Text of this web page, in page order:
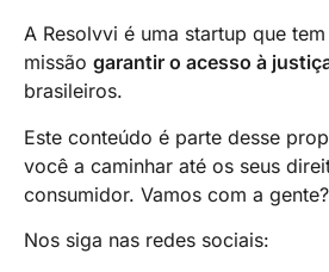
A Resolvvi é uma startup que
missão garantir o acesso à
brasileiros.
Este conteúdo é parte desse
você a caminhar até os seus
consumidor. Vamos com a gente?
Nos siga nas redes sociais: